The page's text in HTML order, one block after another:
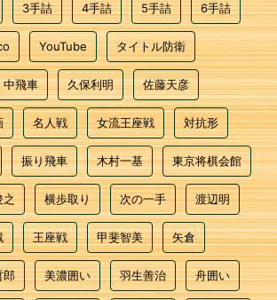
3手詰 4手詰 5手詰 6手詰
YouTube タイトル防衛
中飛車 久保利明 佐藤天彦
名人戦 女流王座戦 対抗形
振り飛車 木村一基 東京将棋会館
之 横歩取り 次の一手 渡辺明
王座戦 甲斐智美 矢倉
郎 美濃囲い 羽生善治 舟囲い